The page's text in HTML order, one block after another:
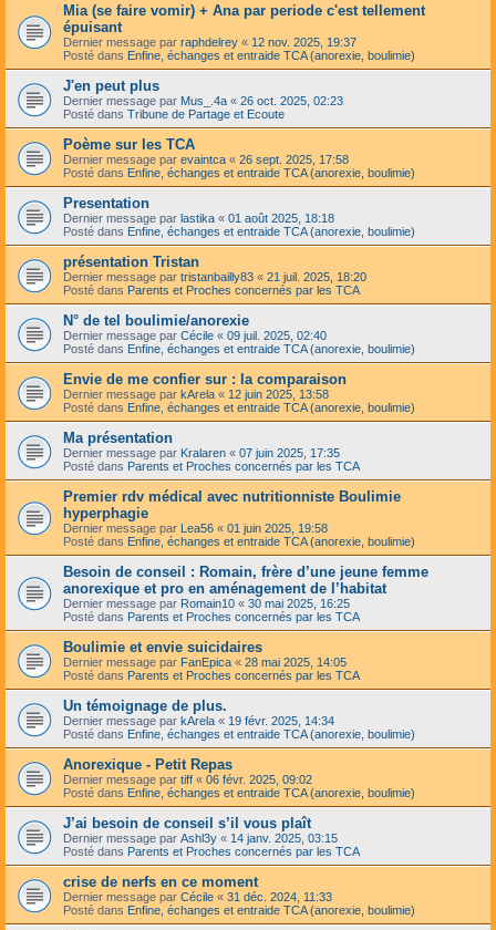
Mia (se faire vomir) + Ana par periode c'est tellement
épuisant
Dernier message par raphdelrey « 12 nov. 2025, 19:37
Posté dans Enfine, échanges et entraide TCA (anorexie, boulimie)
J'en peut plus
Dernier message par Mus_.4a « 26 oct. 2025, 02:23
Posté dans Tribune de Partage et Ecoute
Poème sur les TCA
Dernier message par evaintca « 26 sept. 2025, 17:58
Posté dans Enfine, échanges et entraide TCA (anorexie, boulimie)
Presentation
Dernier message par lastika « 01 août 2025, 18:18
Posté dans Enfine, échanges et entraide TCA (anorexie, boulimie)
présentation Tristan
Dernier message par tristanbailly83 « 21 juil. 2025, 18:20
Posté dans Parents et Proches concernés par les TCA
N° de tel boulimie/anorexie
Dernier message par Cécile « 09 juil. 2025, 02:40
Posté dans Enfine, échanges et entraide TCA (anorexie, boulimie)
Envie de me confier sur : la comparaison
Dernier message par kArela « 12 juin 2025, 13:58
Posté dans Enfine, échanges et entraide TCA (anorexie, boulimie)
Ma présentation
Dernier message par Kralaren « 07 juin 2025, 17:35
Posté dans Parents et Proches concernés par les TCA
Premier rdv médical avec nutritionniste Boulimie
hyperphagie
Dernier message par Lea56 « 01 juin 2025, 19:58
Posté dans Enfine, échanges et entraide TCA (anorexie, boulimie)
Besoin de conseil : Romain, frère d’une jeune femme
anorexique et pro en aménagement de l’habitat
Dernier message par Romain10 « 30 mai 2025, 16:25
Posté dans Parents et Proches concernés par les TCA
Boulimie et envie suicidaires
Dernier message par FanEpica « 28 mai 2025, 14:05
Posté dans Parents et Proches concernés par les TCA
Un témoignage de plus.
Dernier message par kArela « 19 févr. 2025, 14:34
Posté dans Enfine, échanges et entraide TCA (anorexie, boulimie)
Anorexique - Petit Repas
Dernier message par tiff « 06 févr. 2025, 09:02
Posté dans Enfine, échanges et entraide TCA (anorexie, boulimie)
J’ai besoin de conseil s’il vous plaît
Dernier message par Ashl3y « 14 janv. 2025, 03:15
Posté dans Parents et Proches concernés par les TCA
crise de nerfs en ce moment
Dernier message par Cécile « 31 déc. 2024, 11:33
Posté dans Enfine, échanges et entraide TCA (anorexie, boulimie)